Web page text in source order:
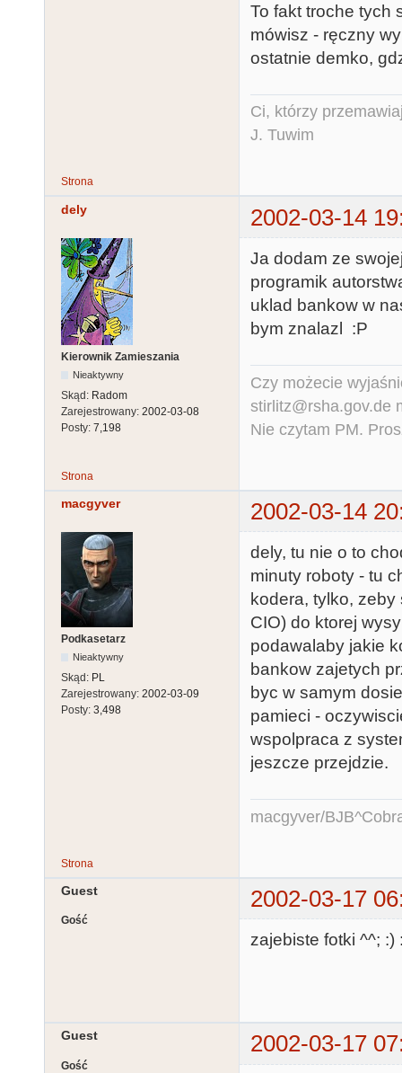
To fakt troche tych
mówisz - ręczny
ostatnie demko,
Ci, którzy
J. Tuwim
Strona
dely 2002-03-14
Kierownik Zamieszania
Nieaktywny
Skąd: Radom
Zarejestrowany: 2002-03-08
Posty: 7,198
Ja dodam ze
programik
uklad bankow w
bym znalazl :P
Czy możecie
stirlitz@rsha.gov.de
Nie czytam PM.
Strona
macgyver 2002-03-14
Podkasetarz
Nieaktywny
Skąd: PL
Zarejestrowany: 2002-03-09
Posty: 3,498
dely, tu nie o to
minuty roboty - tu
kodera, tylko,
CIO) do ktorej
podawalaby jakie
bankow zajetych
byc w samym
pamieci -
wspolpraca z
jeszcze przejdzie.
macgyver/
Strona
Guest 2002-03-17
Gość
zajebiste fotki ^^; :)
Guest 2002-03-17
Gość